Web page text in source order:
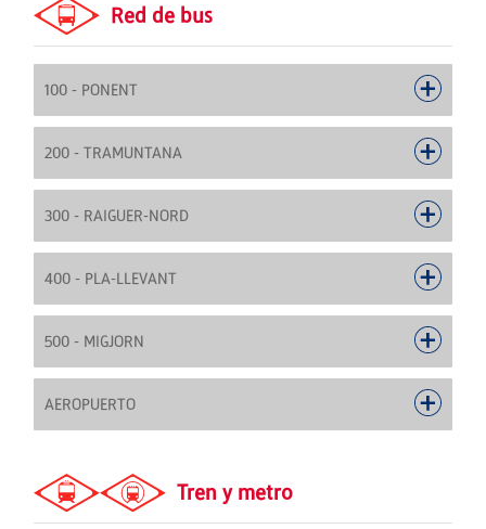
Red de bus
100 - PONENT
200 - TRAMUNTANA
300 - RAIGUER-NORD
400 - PLA-LLEVANT
500 - MIGJORN
AEROPUERTO
Tren y metro